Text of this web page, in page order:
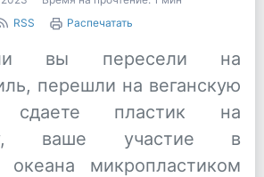
RSS
Распечатать
вы пересели на
перешли на веганскую
пластик на
ваше участие в
океана микропластиком